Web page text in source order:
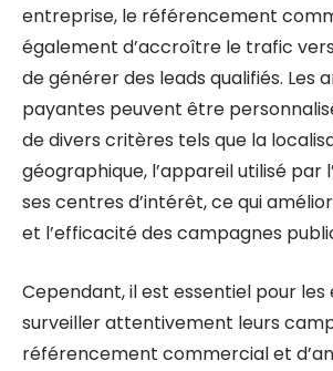
entreprise, le référencement
également d’accroître le trafic
de générer des leads qualifiés. Les
payantes peuvent être
de divers critères tels que la
géographique, l’appareil utilisé par
ses centres d’intérêt, ce qui
et l’efficacité des campagnes
Cependant, il est essentiel pour
surveiller attentivement leurs
référencement commercial et